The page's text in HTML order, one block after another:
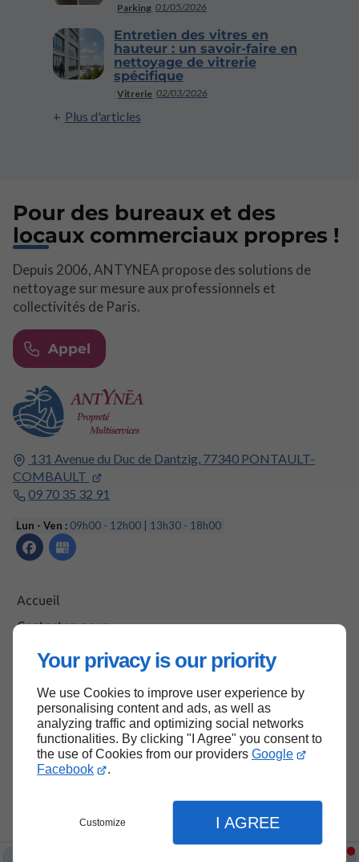
Your privacy is our priority
We use Cookies to improve user experience by
personalising content and ads, as well as
analyzing traffic and optimizing social networks
functionalities. By clicking "I Agree" you consent to
the use of Cookies from our providers Google
Facebook
.
Customize I AGREE
Parking 01/05/2026
Vitrerie 02/03/2026
Entretien des vitres en
hauteur : un savoir-faire en
nettoyage de vitrerie
spécifique
Plus d'articles
131 Avenue du Duc de Dantzig, 77340 PONTAULT-
COMBAULT
09 70 35 32 91
Lun - Ven : 09h00 - 12h00 | 13h30 - 18h00
Accueil
Contactez-nous
Mentions légales
Pour des bureaux et des
locaux commerciaux propres !
Depuis 2006, ANTYNEA propose des solutions de
nettoyage sur mesure aux professionnels et
collectivités de Paris.
Appel
Haut de page